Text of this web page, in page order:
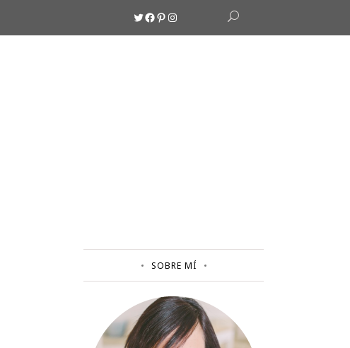
Twitter
Facebook
Pinterest
Instagram
SOBRE MÍ